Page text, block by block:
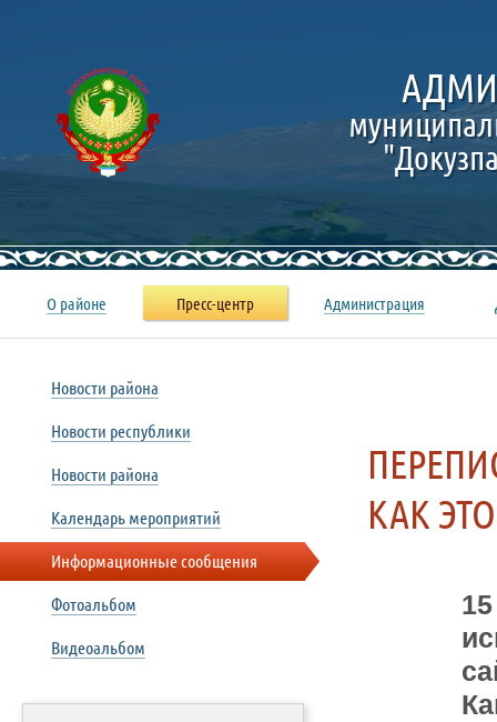
КАК
Новости района
Новости республики
Новости района
Календарь мероприятий
Информационные сообщения
Фотоальбом
Видеоальбом
О районе Пресс-центр Администрация